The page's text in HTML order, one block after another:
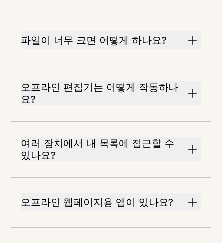
파일이 너무 크면 어떻게 하나요?
오프라인 편집기는 어떻게 작동하나
요?
여러 장치에서 내 목록에 접근할 수
있나요?
오프라인 웹페이지용 앱이 있나요?